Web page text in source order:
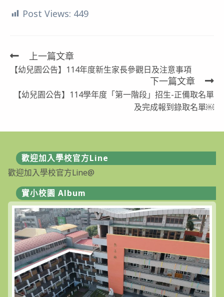
Post Views: 449
Read
more
articles
上一篇文章
【幼兒園公告】114年度新生家長參觀日及注意事項
下一篇文章
【幼兒園公告】114學年度「第一階段」招生-正備取名單
及完成報到錄取名單￼
歡迎加入學校官方Line
歡迎加入學校官方Line@
實小校園 Album